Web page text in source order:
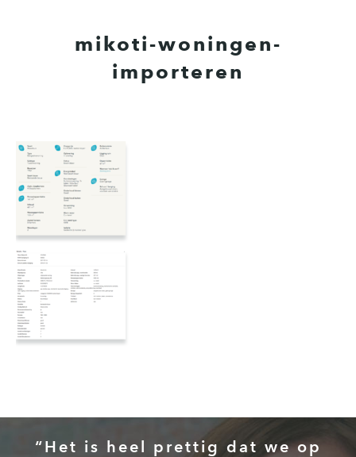
mikoti-woningen-
importeren
“Het is heel prettig dat we op